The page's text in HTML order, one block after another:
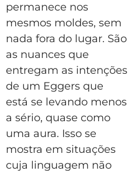
permanece nos
mesmos moldes, sem
nada fora do lugar. São
as nuances que
entregam as intenções
de um Eggers que
está se levando menos
a sério, quase como
uma aura. Isso se
mostra em situações
cuja linguagem não